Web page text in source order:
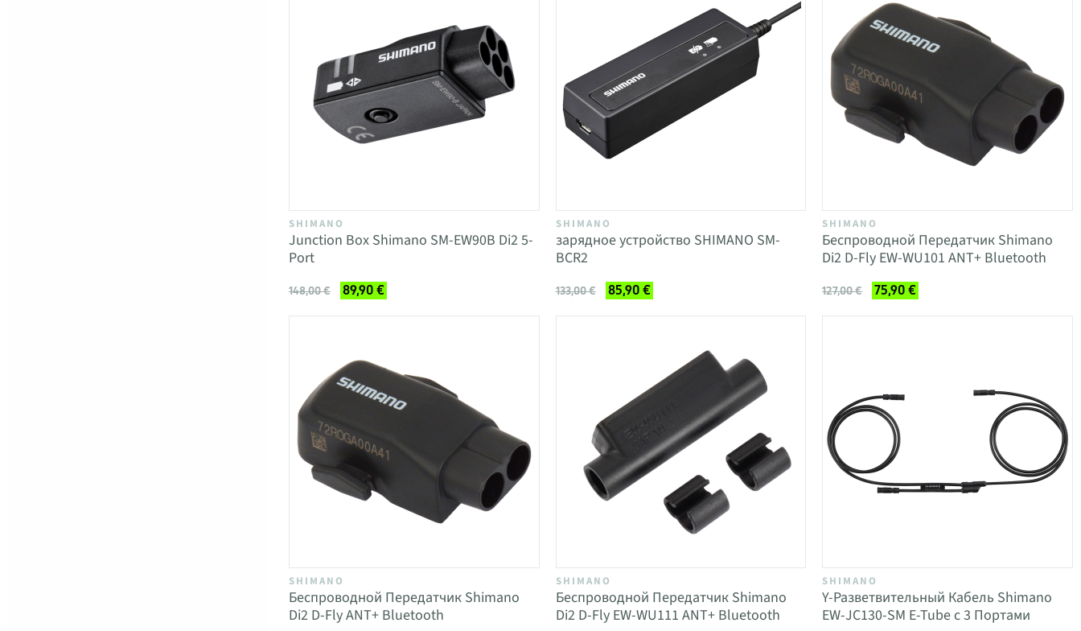
SHIMANO
Junction Box Shimano SM-EW90B Di2 5-
Port
148,00 € 89,90 €
SHIMANO
зарядное устройство SHIMANO SM-
BCR2
133,00 € 85,90 €
SHIMANO
Беспроводной Передатчик Shimano
Di2 D-Fly EW-WU101 ANT+ Bluetooth
127,00 € 75,90 €
SHIMANO
Беспроводной Передатчик Shimano
Di2 D-Fly ANT+ Bluetooth
SHIMANO
Беспроводной Передатчик Shimano
Di2 D-Fly EW-WU111 ANT+ Bluetooth
SHIMANO
Y-Разветвительный Кабель Shimano
EW-JC130-SM E-Tube с 3 Портами